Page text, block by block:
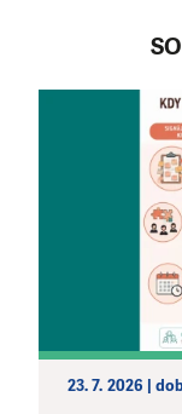
23. 7. 2026 |